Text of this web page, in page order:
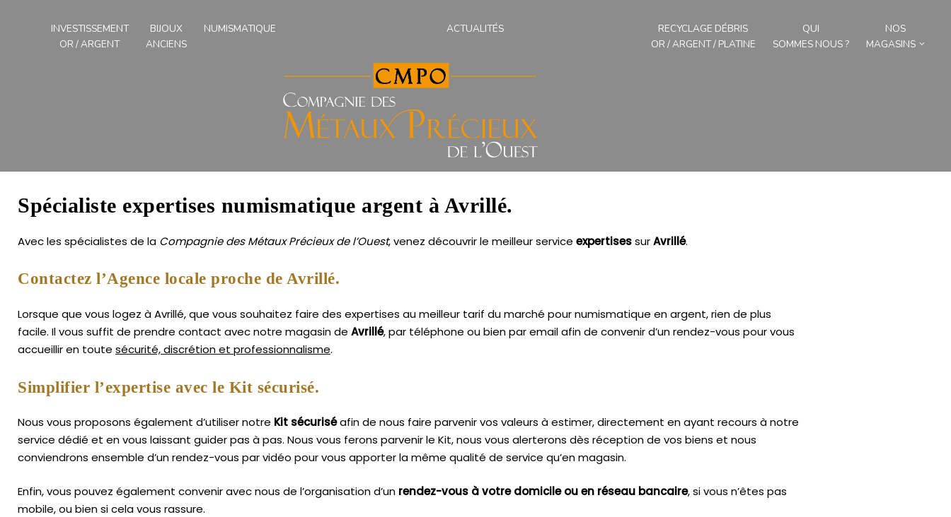
INVESTISSEMENT
OR / ARGENT
BIJOUX
ANCIENS
NUMISMATIQUE ACTUALITÉS
RECYCLAGE DÉBRIS
OR / ARGENT / PLATINE
QUI
SOMMES NOUS ?
NOS
MAGASINS
Spécialiste expertises numismatique argent à Avrillé.
Avec les spécialistes de la Compagnie des Métaux Précieux de l’Ouest, venez découvrir le meilleur service expertisessurAvrillé.
Contactez l’Agence locale proche de Avrillé.
Lorsque que vous logez à Avrillé, que vous souhaitez faire des expertises au meilleur tarif du marché pour numismatique en argent, rien de plus
facile. Il vous suffit de prendre contact avec notre magasin de Avrillé, par téléphone ou bien par email afin de convenir d’un rendez-vous pour vous
accueillir en toute sécurité, discrétion et professionnalisme.
Simplifier l’expertise avec le Kit sécurisé.
Nous vous proposons également d’utiliser notre Kit sécuriséafin de nous faire parvenir vos valeurs à estimer, directement en ayant recours à notre
service dédié et en vous laissant guider pas à pas. Nous vous ferons parvenir le Kit, nous vous alerterons dès réception de vos biens et nous
conviendrons ensemble d’un rendez-vous par vidéo pour vous apporter la même qualité de service qu’en magasin.
Enfin, vous pouvez également convenir avec nous de l’organisation d’un rendez-vous à votre domicile ou en réseau bancaire, si vous n’êtes pas
mobile, ou bien si cela vous rassure.